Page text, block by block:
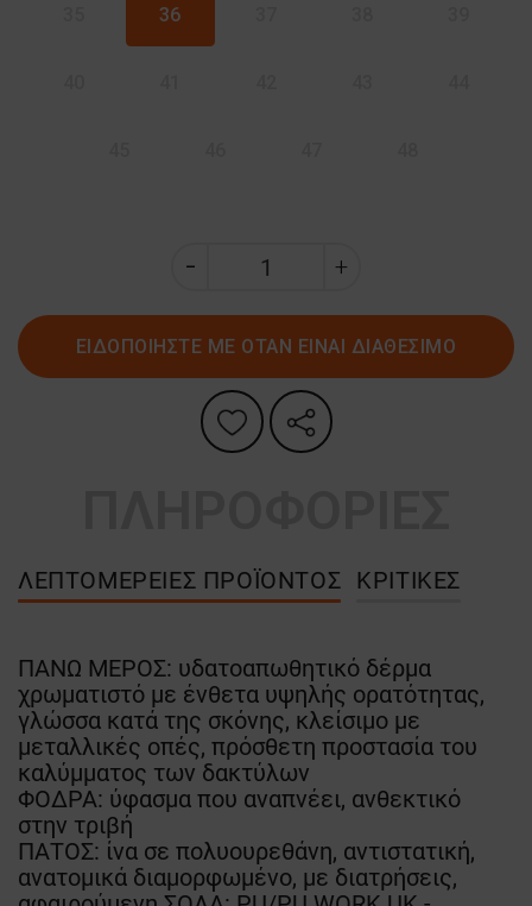
36
ΕΙΔΟΠΟΙΗΣΤΕ ΜΕ ΟΤΑΝ ΕΙΝΑΙ ΔΙΑΘΕΣΙΜΟ
ΛΕΠΤΟΜΈΡΕΙΕΣ ΠΡΟΪΌΝΤΟΣ ΚΡΙΤΙΚΈΣ
ΠΑΝΩ ΜΕΡΟΣ: υδατοαπωθητικό δέρμα
χρωματιστό με ένθετα υψηλής ορατότητας,
γλώσσα κατά της σκόνης, κλείσιμο με
μεταλλικές οπές, πρόσθετη προστασία του
καλύμματος των δακτύλων
ΦΟΔΡΑ: ύφασμα που αναπνέει, ανθεκτικό
στην τριβή
ΠΑΤΟΣ: ίνα σε πολυουρεθάνη, αντιστατική,
ανατομικά διαμορφωμένο, με διατρήσεις,